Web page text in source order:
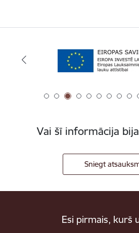
Vai šī informācija
Sniegt
Esi pirmais, kurš